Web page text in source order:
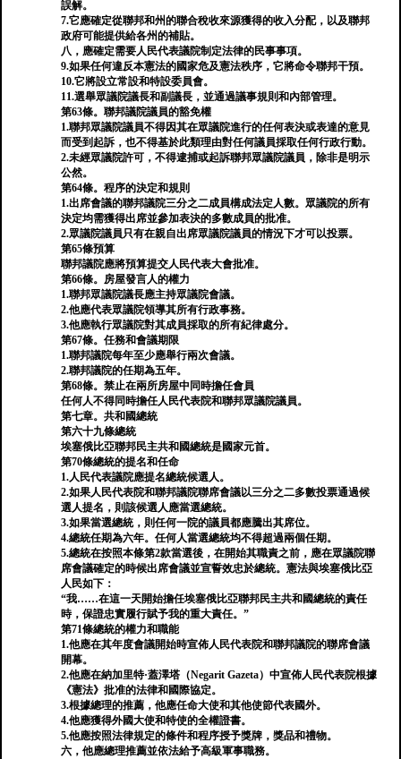
誤解。
7.它應確定從聯邦和州的聯合稅收來源獲得的收入分配，以及聯邦
政府可能提供給各州的補貼。
八，應確定需要人民代表議院制定法律的民事事項。
9.如果任何違反本憲法的國家危及憲法秩序，它將命令聯邦干預。
10.它將設立常設和特設委員會。
11.選舉眾議院議長和副議長，並通過議事規則和內部管理。
第63條。聯邦議院議員的豁免權
1.聯邦眾議院議員不得因其在眾議院進行的任何表決或表達的意見
而受到起訴，也不得基於此類理由對任何議員採取任何行政行動。
2.未經眾議院許可，不得逮捕或起訴聯邦眾議院議員，除非是明示
公然。
第64條。程序的決定和規則
1.出席會議的聯邦議院三分之二成員構成法定人數。眾議院的所有
決定均需獲得出席並參加表決的多數成員的批准。
2.眾議院議員只有在親自出席眾議院議員的情況下才可以投票。
第65條預算
聯邦議院應將預算提交人民代表大會批准。
第66條。房屋發言人的權力
1.聯邦眾議院議長應主持眾議院會議。
2.他應代表眾議院領導其所有行政事務。
3.他應執行眾議院對其成員採取的所有紀律處分。
第67條。任務和會議期限
1.聯邦議院每年至少應舉行兩次會議。
2.聯邦議院的任期為五年。
第68條。禁止在兩所房屋中同時擔任會員
任何人不得同時擔任人民代表院和聯邦眾議院議員。
第七章。共和國總統
第六十九條總統
埃塞俄比亞聯邦民主共和國總統是國家元首。
第70條總統的提名和任命
1.人民代表議院應提名總統候選人。
2.如果人民代表院和聯邦議院聯席會議以三分之二多數投票通過候
選人提名，則該候選人應當選總統。
3.如果當選總統，則任何一院的議員都應騰出其席位。
4.總統任期為六年。任何人當選總統均不得超過兩個任期。
5.總統在按照本條第2款當選後，在開始其職責之前，應在眾議院聯
席會議確定的時候出席會議並宣誓效忠於總統。憲法與埃塞俄比亞
人民如下：
“我……在這一天開始擔任埃塞俄比亞聯邦民主共和國總統的責任
時，保證忠實履行賦予我的重大責任。”
第71條總統的權力和職能
1.他應在其年度會議開始時宣佈人民代表院和聯邦議院的聯席會議
開幕。
2.他應在納加里特·蓋澤塔（Negarit Gazeta）中宣佈人民代表院根據
《憲法》批准的法律和國際協定。
3.根據總理的推薦，他應任命大使和其他使節代表國外。
4.他應獲得外國大使和特使的全權證書。
5.他應按照法律規定的條件和程序授予獎牌，獎品和禮物。
六，他應總理推薦並依法給予高級軍事職務。